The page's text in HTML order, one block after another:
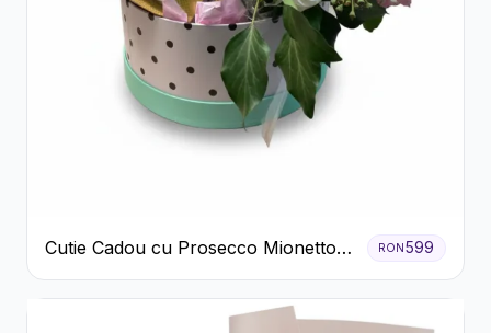
Cutie Cadou cu Prosecco Mionetto
Ferrero Rocher și Flori Pastelate
RON599